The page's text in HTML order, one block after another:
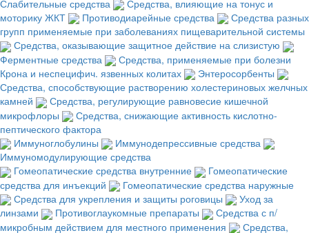
Слабительные средства
Средства, влияющие на тонус и
моторику ЖКТ
Противодиарейные средства
Средства разных
групп применяемые при заболеваниях пищеварительной системы
Средства, оказывающие защитное действие на слизистую
Ферментные средства
Средства, применяемые при болезни
Крона и неспецифич. язвенных колитах
Энтеросорбенты
Средства, способствующие растворению холестериновых желчных
камней
Средства, регулирующие равновесие кишечной
микрофлоры
Средства, снижающие активность кислотно-
пептического фактора
Иммуноглобулины
Иммунодепрессивные средства
Иммуномодулирующие средства
Гомеопатические средства внутренние
Гомеопатические
средства для инъекций
Гомеопатические средства наружные
Средства для укрепления и защиты роговицы
Уход за
линзами
Противоглаукомные препараты
Средства с п/
микробным действием для местного применения
Средства,